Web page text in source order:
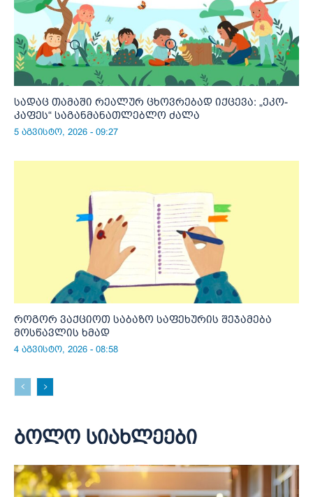
სადაც თამაში რეალურ ცხოვრებად იქცევა: „ეკო-
კაფეს“ საგანმანათლებლო ძალა
5 აგვისტო, 2026 - 09:27
როგორ ვაქციოთ საბაზო საფეხურის შეჯამება
მოსწავლის ხმად
4 აგვისტო, 2026 - 08:58
ბოლო სიახლეები